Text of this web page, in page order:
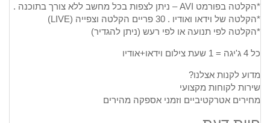
*הקלטה בפורמט AVI – ניתן לצפות בכל מחשב ללא צורך בתוכנה .
*הקלטה של וידאו ואודיו . 30 פריים הקלטה וצפייה (LIVE)
*הקלטה לפי תנועה או לפי רעש (ניתן להגדיר)
כל 4 ג'יגה = 1 שעת צילום וידאו+אודיו
מדוע לקנות אצלנו?
שירות לקוחות מקצועי
מחירים אטרקטיביים וזמני אספקה מהירים